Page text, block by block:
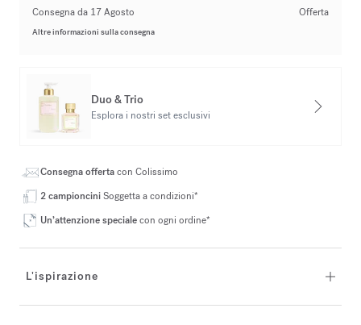
Consegna da 17 Agosto Offerta
Altre informazioni sulla consegna
Duo & Trio
Esplora i nostri set esclusivi
Consegna offertacon Colissimo
2 campionciniSoggetta a condizioni*
Un’attenzione specialecon ogni ordine*
L'ispirazione